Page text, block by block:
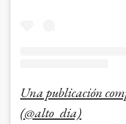
Una publicación
(@alto_dia)